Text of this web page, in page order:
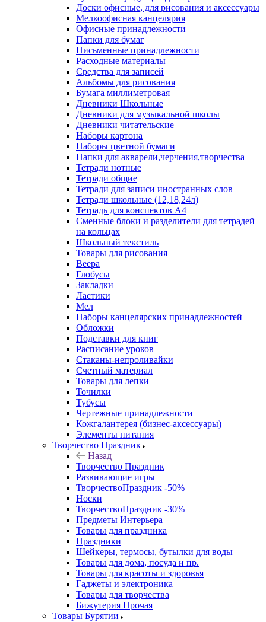
Доски офисные, для рисования и аксессуары
Мелкоофисная канцелярия
Офисные принадлежности
Папки для бумаг
Письменные принадлежности
Расходные материалы
Средства для записей
Альбомы для рисования
Бумага миллиметровая
Дневники Школьные
Дневники для музыкальной школы
Дневники читательские
Наборы картона
Наборы цветной бумаги
Папки для акварели,черчения,творчества
Тетради нотные
Тетради общие
Тетради для записи иностранных слов
Тетради школьные (12,18,24л)
Тетрадь для конспектов А4
Сменные блоки и разделители для тетрадей
на кольцах
Школьный текстиль
Товары для рисования
Веера
Глобусы
Закладки
Ластики
Мел
Наборы канцелярских принадлежностей
Обложки
Подставки для книг
Расписание уроков
Стаканы-непроливайки
Счетный материал
Товары для лепки
Точилки
Тубусы
Чертежные принадлежности
Кожгалантерея (бизнес-аксессуары)
Элементы питания
Творчество Праздник
Назад
Творчество Праздник
Развивающие игры
ТворчествоПраздник -50%
Носки
ТворчествоПраздник -30%
Предметы Интерьера
Товары для праздника
Праздники
Шейкеры, термосы, бутылки для воды
Товары для дома, посуда и пр.
Товары для красоты и здоровья
Гаджеты и электроника
Товары для творчества
Бижутерия Прочая
Товары Бурятии